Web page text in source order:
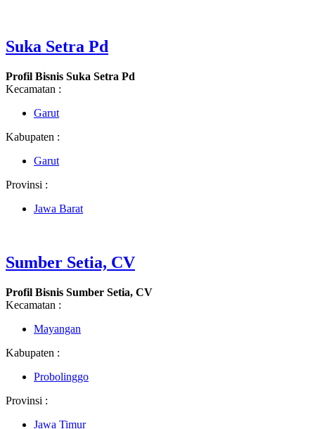
Suka Setra Pd
Profil Bisnis Suka Setra Pd
Kecamatan :
Garut
Kabupaten :
Garut
Provinsi :
Jawa Barat
Sumber Setia, CV
Profil Bisnis Sumber Setia, CV
Kecamatan :
Mayangan
Kabupaten :
Probolinggo
Provinsi :
Jawa Timur